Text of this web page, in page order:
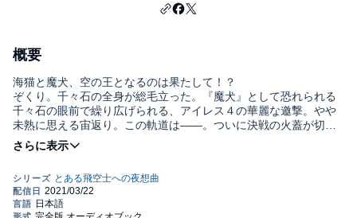
概要
海猫と魔犬、空の王となるのは果たして！？
ぞくり。千々石の全身が総毛立った。『魔犬』として恐れられる
千々石の眼前で繰り広げられる、アイレス４の華麗な邀撃。やや
未熟に思える宙返り。この軌道は――。ついに決戦の火蓋が切ら
れた！ 「夜想曲」完結！！©2012 KOROKU INUMURA